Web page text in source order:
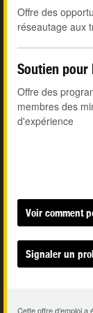
Offre des
réseautage aux
Soutien
Offre des
membres des
d'expérience
Voir comment
Signaler un
Cette offre d’emploi